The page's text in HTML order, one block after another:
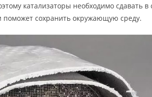
катализаторы необходимо сдавать
поможет сохранить окружающую среду.